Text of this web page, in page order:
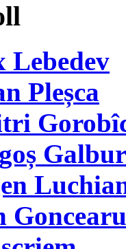
Lebedev
Pleșca